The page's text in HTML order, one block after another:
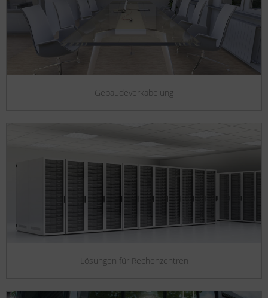
Gebäudeverkabelung
Lösungen für Rechenzentren